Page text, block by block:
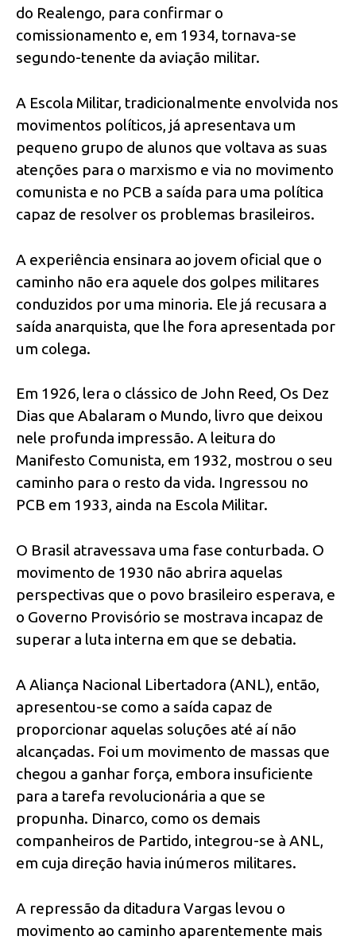
do Realengo, para confirmar o
comissionamento e, em 1934, tornava-se
segundo-tenente da aviação militar.
A Escola Militar, tradicionalmente envolvida nos
movimentos políticos, já apresentava um
pequeno grupo de alunos que voltava as suas
atenções para o marxismo e via no movimento
comunista e no PCB a saída para uma política
capaz de resolver os problemas brasileiros.
A experiência ensinara ao jovem oficial que o
caminho não era aquele dos golpes militares
conduzidos por uma minoria. Ele já recusara a
saída anarquista, que lhe fora apresentada por
um colega.
Em 1926, lera o clássico de John Reed, Os Dez
Dias que Abalaram o Mundo, livro que deixou
nele profunda impressão. A leitura do
Manifesto Comunista, em 1932, mostrou o seu
caminho para o resto da vida. Ingressou no
PCB em 1933, ainda na Escola Militar.
O Brasil atravessava uma fase conturbada. O
movimento de 1930 não abrira aquelas
perspectivas que o povo brasileiro esperava, e
o Governo Provisório se mostrava incapaz de
superar a luta interna em que se debatia.
A Aliança Nacional Libertadora (ANL), então,
apresentou-se como a saída capaz de
proporcionar aquelas soluções até aí não
alcançadas. Foi um movimento de massas que
chegou a ganhar força, embora insuficiente
para a tarefa revolucionária a que se
propunha. Dinarco, como os demais
companheiros de Partido, integrou-se à ANL,
em cuja direção havia inúmeros militares.
A repressão da ditadura Vargas levou o
movimento ao caminho aparentemente mais